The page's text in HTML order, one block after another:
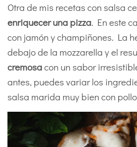
Otra de mis recetas con salsa
enriquecer una pizza. En este
con jamón y champiñones. La
debajo de la mozzarella y el
cremosacon un sabor
antes, puedes variar los
salsa marida muy bien con